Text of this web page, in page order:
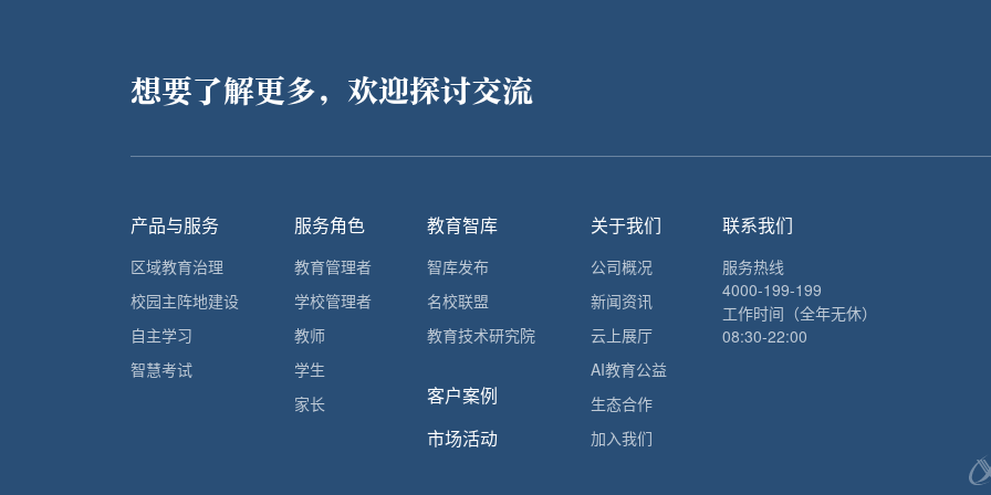
想要了解更多，欢迎探讨交流
产品与服务
区域教育治理
校园主阵地建设
自主学习
智慧考试
服务角色
教育管理者
学校管理者
教师
学生
家长
教育智库
智库发布
名校联盟
教育技术研究院
客户案例
市场活动
关于我们
公司概况
新闻资讯
云上展厅
AI教育公益
生态合作
加入我们
联系我们
服务热线
4000-199-199
工作时间（全年无休）
08:30-22:00